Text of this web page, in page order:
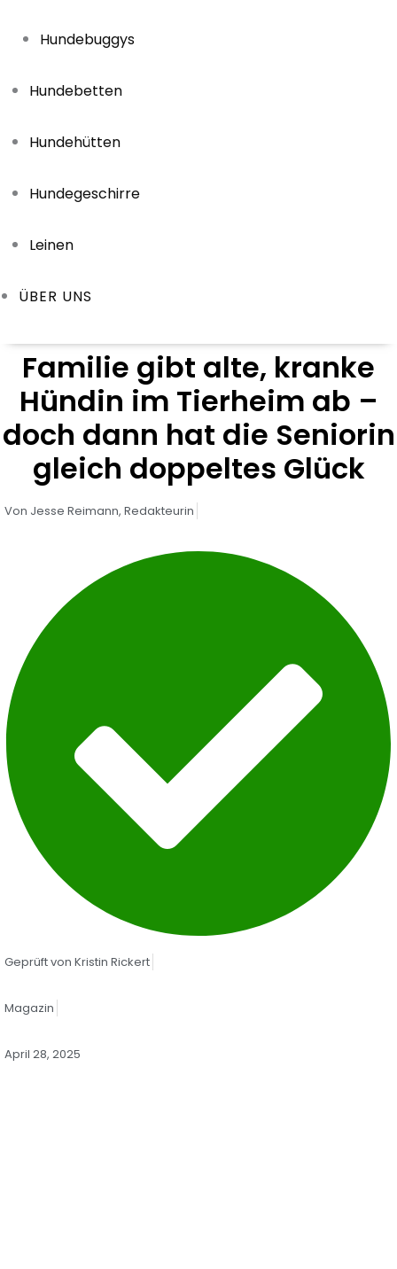
Hundebuggys
Hundebetten
Hundehütten
Hundegeschirre
Leinen
ÜBER UNS
Familie gibt alte, kranke
Hündin im Tierheim ab –
doch dann hat die Seniorin
gleich doppeltes Glück
Von Jesse Reimann, Redakteurin
Geprüft von Kristin Rickert
Magazin
April 28, 2025